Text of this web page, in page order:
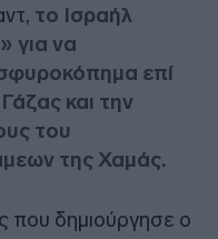
το Ισραήλ
για να
επί
και την
του
της Χαμάς.
που δημιούργησε ο